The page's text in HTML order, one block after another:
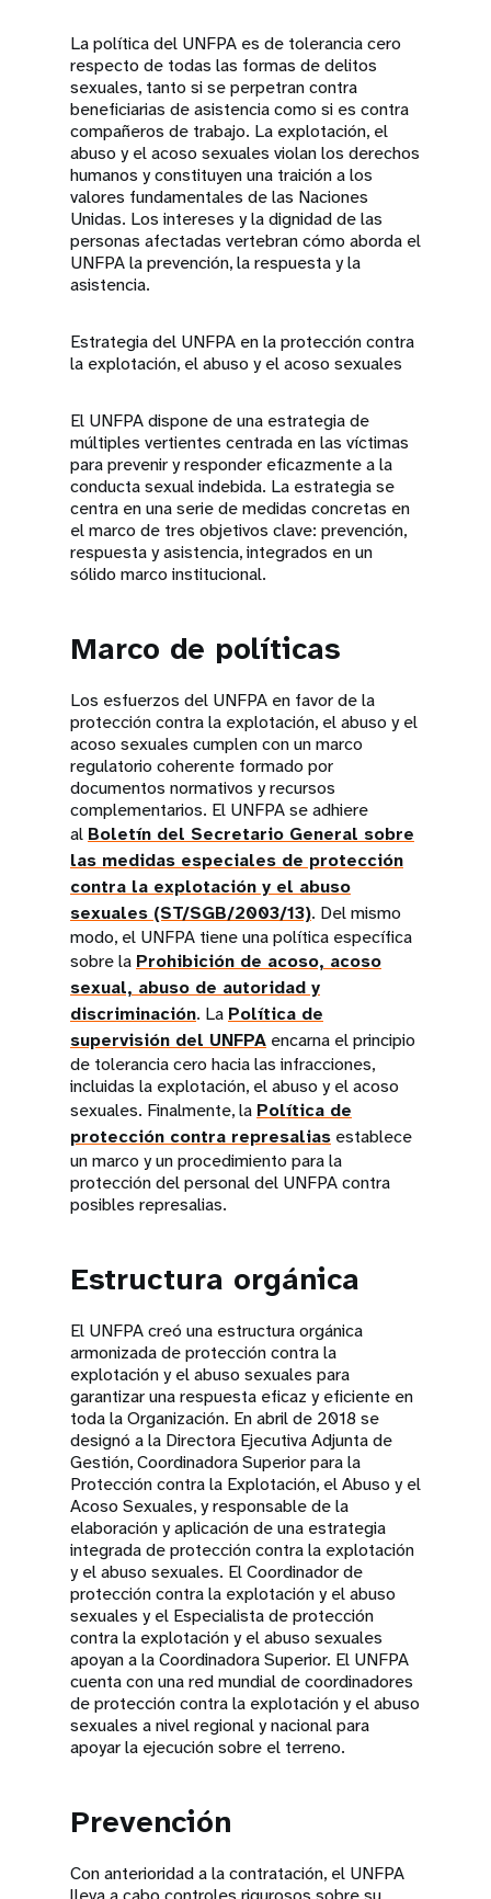
La política del UNFPA es de tolerancia cero
respecto de todas las formas de delitos
sexuales, tanto si se perpetran contra
beneficiarias de asistencia como si es contra
compañeros de trabajo. La explotación, el
abuso y el acoso sexuales violan los derechos
humanos y constituyen una traición a los
valores fundamentales de las Naciones
Unidas. Los intereses y la dignidad de las
personas afectadas vertebran cómo aborda el
UNFPA la prevención, la respuesta y la
asistencia.
Estrategia del UNFPA en la protección contra
la explotación, el abuso y el acoso sexuales
El UNFPA dispone de una estrategia de
múltiples vertientes centrada en las víctimas
para prevenir y responder eficazmente a la
conducta sexual indebida. La estrategia se
centra en una serie de medidas concretas en
el marco de tres objetivos clave: prevención,
respuesta y asistencia, integrados en un
sólido marco institucional.
Marco de políticas
Los esfuerzos del UNFPA en favor de la
protección contra la explotación, el abuso y el
acoso sexuales cumplen con un marco
regulatorio coherente formado por
documentos normativos y recursos
complementarios. El UNFPA se adhiere
al Boletín del Secretario General sobre
las medidas especiales de protección
contra la explotación y el abuso
sexuales (ST/SGB/2003/13). Del mismo
modo, el UNFPA tiene una política específica
sobre la Prohibición de acoso, acoso
sexual, abuso de autoridad y
discriminación. La Política de
supervisión del UNFPA encarna el principio
de tolerancia cero hacia las infracciones,
incluidas la explotación, el abuso y el acoso
sexuales. Finalmente, la Política de
protección contra represalias establece
un marco y un procedimiento para la
protección del personal del UNFPA contra
posibles represalias.
Estructura orgánica
El UNFPA creó una estructura orgánica
armonizada de protección contra la
explotación y el abuso sexuales para
garantizar una respuesta eficaz y eficiente en
toda la Organización. En abril de 2018 se
designó a la Directora Ejecutiva Adjunta de
Gestión, Coordinadora Superior para la
Protección contra la Explotación, el Abuso y el
Acoso Sexuales, y responsable de la
elaboración y aplicación de una estrategia
integrada de protección contra la explotación
y el abuso sexuales. El Coordinador de
protección contra la explotación y el abuso
sexuales y el Especialista de protección
contra la explotación y el abuso sexuales
apoyan a la Coordinadora Superior. El UNFPA
cuenta con una red mundial de coordinadores
de protección contra la explotación y el abuso
sexuales a nivel regional y nacional para
apoyar la ejecución sobre el terreno.
Prevención
Con anterioridad a la contratación, el UNFPA